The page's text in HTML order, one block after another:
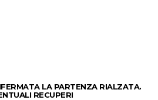
LA PARTENZA RIALZATA.
RECUPERI